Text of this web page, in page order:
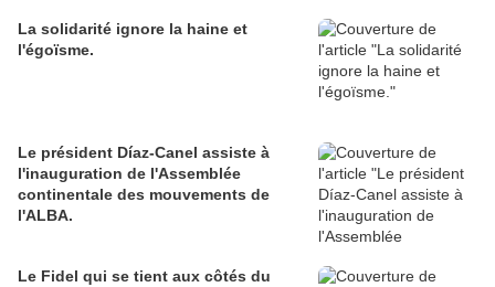
La solidarité ignore la haine et
l'égoïsme.
Le président Díaz-Canel assiste à
l'inauguration de l'Assemblée
continentale des mouvements de
l'ALBA.
Le Fidel qui se tient aux côtés du